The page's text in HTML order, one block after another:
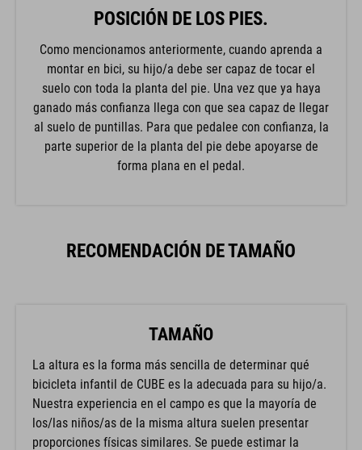
POSICIÓN DE LOS PIES.
Como mencionamos anteriormente, cuando aprenda a
montar en bici, su hijo/a debe ser capaz de tocar el
suelo con toda la planta del pie. Una vez que ya haya
ganado más confianza llega con que sea capaz de llegar
al suelo de puntillas. Para que pedalee con confianza, la
parte superior de la planta del pie debe apoyarse de
forma plana en el pedal.
RECOMENDACIÓN DE TAMAÑO
TAMAÑO
La altura es la forma más sencilla de determinar qué
bicicleta infantil de CUBE es la adecuada para su hijo/a.
Nuestra experiencia en el campo es que la mayoría de
los/las niños/as de la misma altura suelen presentar
proporciones físicas similares. Se puede estimar la